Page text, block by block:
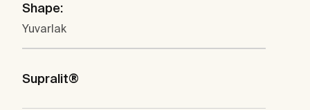
Shape:
Yuvarlak
Supralit®